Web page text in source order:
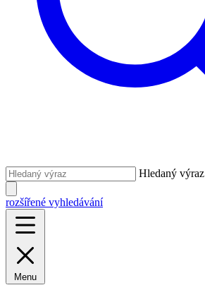
Hledaný výraz
rozšířené vyhledávání
Menu